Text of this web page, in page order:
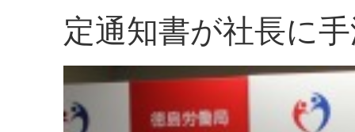
定通知書が社長に